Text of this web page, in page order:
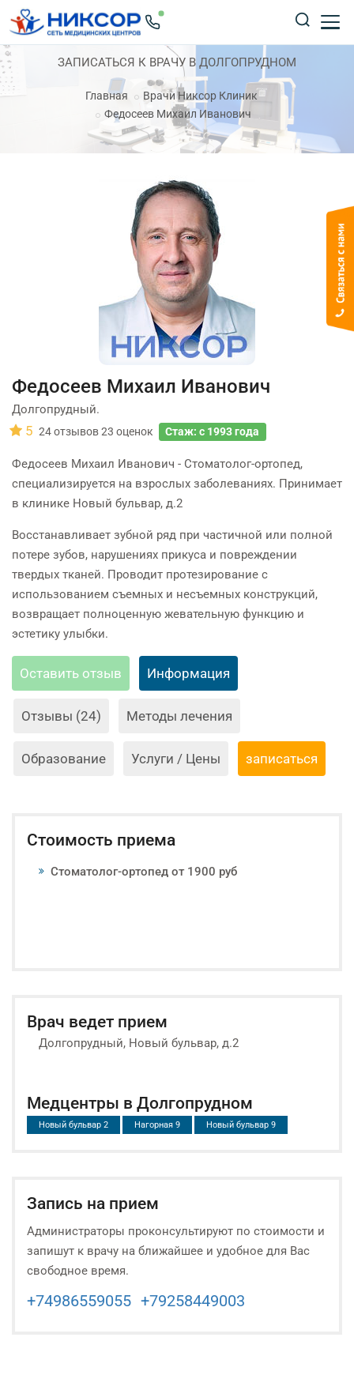
ЗАПИСАТЬСЯ К ВРАЧУ В ДОЛГОПРУДНОМ
Главная
Врачи Никсор Клиник
Федосеев Михаил Иванович
Федосеев Михаил Иванович
Долгопрудный.
5 24отзывов23 оценок Стаж: с 1993 года
Федосеев Михаил Иванович - Стоматолог-ортопед,
специализируется на взрослых заболеваниях. Принимает
в клинике Новый бульвар, д.2
Восстанавливает зубной ряд при частичной или полной
потере зубов, нарушениях прикуса и повреждении
твердых тканей. Проводит протезирование с
использованием съемных и несъемных конструкций,
возвращает полноценную жевательную функцию и
эстетику улыбки.
Оставить отзыв Информация
Отзывы (24) Методы лечения
Образование Услуги / Цены записаться
Стоимость приема
Стоматолог-ортопед от 1900 руб
Врач ведет прием
Долгопрудный, Новый бульвар, д.2
Медцентры в Долгопрудном
Новый бульвар 2 Нагорная 9 Новый бульвар 9
Запись на прием
Администраторы проконсультируют по стоимости и
запишут к врачу на ближайшее и удобное для Вас
свободное время.
+74986559055 +79258449003